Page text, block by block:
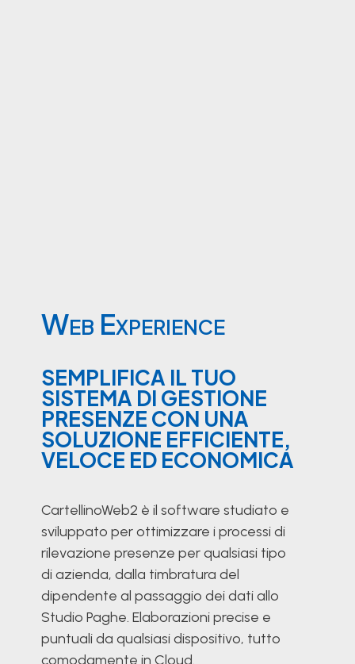
Web Experience
SEMPLIFICA IL TUO
SISTEMA DI GESTIONE
PRESENZE CON UNA
SOLUZIONE EFFICIENTE,
VELOCE ED ECONOMICA
CartellinoWeb2 è il software studiato e
sviluppato per ottimizzare i processi di
rilevazione presenze per qualsiasi tipo
di azienda, dalla timbratura del
dipendente al passaggio dei dati allo
Studio Paghe. Elaborazioni precise e
puntuali da qualsiasi dispositivo, tutto
comodamente in Cloud.